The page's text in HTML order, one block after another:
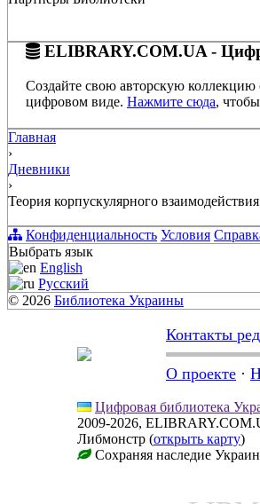
ELIBRARY.COM.UA -
Создайте свою авторскую коллекцию
цифровом виде. Нажмите сюда, чтобы
Главная
›
Дневники
›
Теория корпускулярного
Конфиденциальность Условия
Выбрать язык
English
Русский
© 2026 Библиотека Украины
Контакты
О проекте ·
Цифровая библиотека
2009-2026,
Либмонстр (открыть карту)
Сохраняя наследие